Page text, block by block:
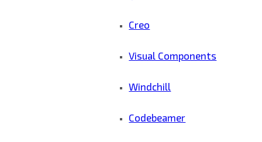
Creo
Visual Components
Windchill
Codebeamer